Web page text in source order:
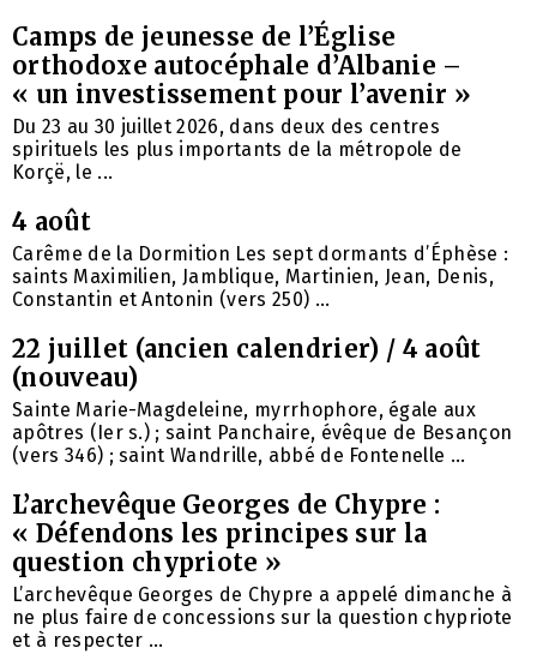
Camps de jeunesse de l’Église
orthodoxe autocéphale d’Albanie –
« un investissement pour l’avenir »
Du 23 au 30 juillet 2026, dans deux des centres
spirituels les plus importants de la métropole de
Korçë, le ...
4 août
Carême de la Dormition Les sept dormants d’Éphèse :
saints Maximilien, Jamblique, Martinien, Jean, Denis,
Constantin et Antonin (vers 250) ...
22 juillet (ancien calendrier) / 4 août
(nouveau)
Sainte Marie-Magdeleine, myrrhophore, égale aux
apôtres (Ier s.) ; saint Panchaire, évêque de Besançon
(vers 346) ; saint Wandrille, abbé de Fontenelle ...
L’archevêque Georges de Chypre :
« Défendons les principes sur la
question chypriote »
L’archevêque Georges de Chypre a appelé dimanche à
ne plus faire de concessions sur la question chypriote
et à respecter ...